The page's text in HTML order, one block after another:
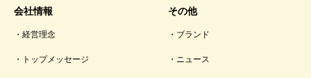
会社情報
経営理念
トップメッセージ
その他
ブランド
ニュース